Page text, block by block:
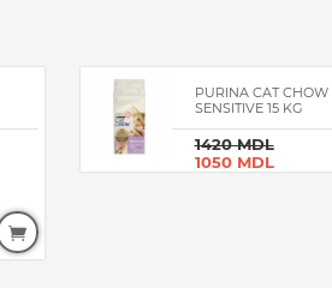
PURINA CAT CHOW
SENSITIVE 15 KG
1420 MDL
1050 MDL